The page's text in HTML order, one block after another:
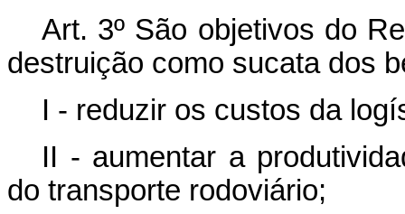
Art. 3º São objetivos do
destruição como sucata dos
I - reduzir os custos da
II - aumentar a
do transporte rodoviário;